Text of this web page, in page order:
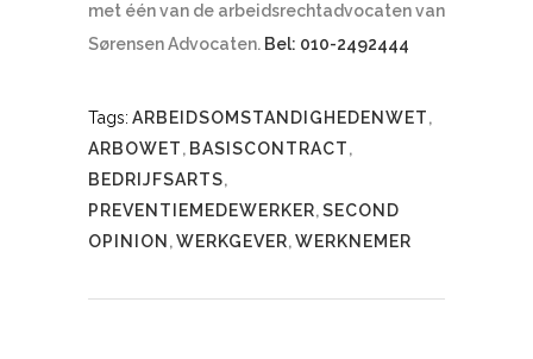
met één van de arbeidsrechtadvocaten van
Sørensen Advocaten. Bel: 010-2492444
Tags: ARBEIDSOMSTANDIGHEDENWET,
ARBOWET, BASISCONTRACT,
BEDRIJFSARTS,
PREVENTIEMEDEWERKER,SECOND
OPINION ,WERKGEVER,WERKNEMER